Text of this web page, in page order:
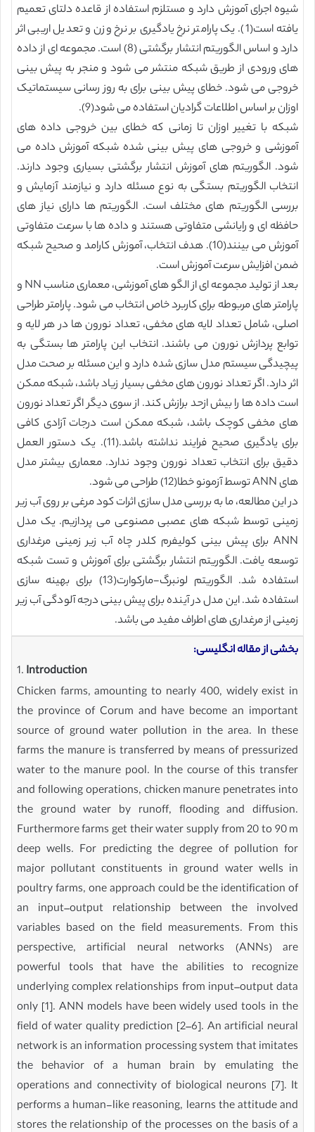
شیوه اجرای آموزش دارد و مستلزم استفاده از قاعده دلتای تعمیم
یافته است(1). یک پارامتر نرخ یادگیری بر نرخ وزن و تعدیل اریبی اثر
دارد و اساس الگوریتم انتشار برگشتی (8) است. مجموعه ای از داده
های ورودی از طریق شبکه منتشر می شود و منجر به پیش بینی
خروجی می شود. خطای پیش بینی برای به روز رسانی سیستماتیک
اوزان بر اساس اطلاعات گرادیان استفاده می شود(9).
شبکه با تغییر اوزان تا زمانی که خطای بین خروجی داده های
آموزشی و خروجی های پیش بینی شده شبکه آموزش داده می
شود. الگوریتم های آموزش انتشار برگشتی بسیاری وجود دارند.
انتخاب الگوریتم بستگی به نوع مسئله دارد و نیازمند آزمایش و
بررسی الگوریتم های مختلف است. الگوریتم ها دارای نیاز های
حافظه ای و رایانشی متفاوتی هستند و داده ها با سرعت متفاوتی
آموزش می بینند(10). هدف انتخاب، آموزش کارامد و صحیح شبکه
ضمن افزایش سرعت آموزش است.
بعد از تولید مجموعه ای از الگو های آموزشی، معماری مناسب NN و
پارامتر های مربوطه برای کاربرد خاص انتخاب می شود. پارامتر طراحی
اصلی، شامل تعداد لایه های مخفی، تعداد نورون ها در هر لایه و
توابع پردازش نورون می باشند. انتخاب این پارامتر ها بستگی به
پیچیدگی سیستم مدل سازی شده دارد و این مسئله بر صحت مدل
اثر دارد. اگر تعداد نورون های مخفی بسیار زیاد باشد، شبکه ممکن
است داده ها را بیش ازحد برازش کند. از سوی دیگر اگر تعداد نورون
های مخفی کوچک باشد، شبکه ممکن است درجات آزادی کافی
برای یادگیری صحیح فرایند نداشته باشد.(11). یک دستور العمل
دقیق برای انتخاب تعداد نورون وجود ندارد. معماری بیشتر مدل
های ANN توسط آزمونو خطا(12) طراحی می شود.
در این مطالعه، ما به بررسی مدل سازی اثرات کود مرغی بر روی آب زیر
زمینی توسط شبکه های عصبی مصنوعی می پردازیم. یک مدل
ANN برای پیش بینی کولیفرم کلدر چاه آب زیر زمینی مرغداری
توسعه یافت. الگوریتم انتشار برگشتی برای آموزش و تست شبکه
استفاده شد. الگوریتم لونبرگ-مارکوارت(13) برای بهینه سازی
استفاده شد. این مدل در آینده برای پیش بینی درجه آلودگی آب زیر
زمینی از مرغداری های اطراف مفید می باشد.
بخشی از مقاله انگلیسی:
1. Introduction
Chicken farms, amounting to nearly 400, widely exist in
the province of Corum and have become an important
source of ground water pollution in the area. In these
farms the manure is transferred by means of pressurized
water to the manure pool. In the course of this transfer
and following operations, chicken manure penetrates into
the ground water by runoff, flooding and diffusion.
Furthermore farms get their water supply from 20 to 90 m
deep wells. For predicting the degree of pollution for
major pollutant constituents in ground water wells in
poultry farms, one approach could be the identification of
an input–output relationship between the involved
variables based on the field measurements. From this
perspective, artificial neural networks (ANNs) are
powerful tools that have the abilities to recognize
underlying complex relationships from input–output data
only [1]. ANN models have been widely used tools in the
field of water quality prediction [2–6]. An artificial neural
network is an information processing system that imitates
the behavior of a human brain by emulating the
operations and connectivity of biological neurons [7]. It
performs a human-like reasoning, learns the attitude and
stores the relationship of the processes on the basis of a